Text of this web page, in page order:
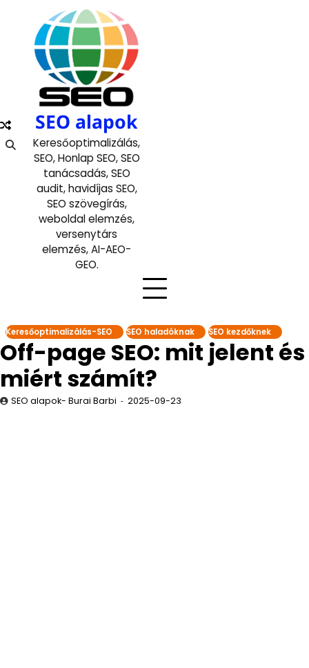
content
SEO alapok
Keresőoptimalizálás,
SEO, Honlap SEO, SEO
tanácsadás, SEO
audit, havidíjas SEO,
SEO szövegírás,
weboldal elemzés,
versenytárs
elemzés, AI-AEO-
GEO.
Keresőoptimalizálás-SEO SEO haladóknak SEO kezdőknek
Off-page SEO: mit jelent és
miért számít?
SEO alapok- Burai Barbi 2025-09-23